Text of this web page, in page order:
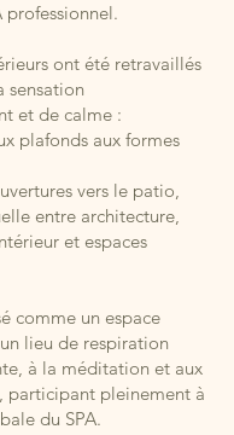
professionnel.
ont été retravaillés
sensation
et de calme :
plafonds aux formes
vers le patio,
entre architecture,
et espaces
comme un espace
lieu de respiration
à la méditation et aux
participant pleinement à
du SPA.